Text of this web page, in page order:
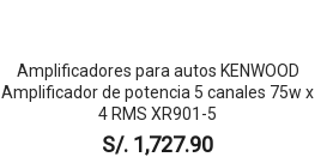
Amplificadores para autos KENWOOD
Amplificador de potencia 5 canales 75w x
4 RMS XR901-5
S/. 1,727.90